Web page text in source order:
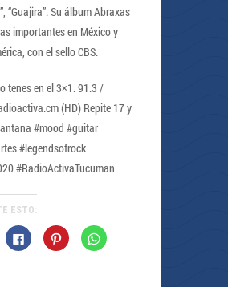
“Guajira”. Su álbum Abraxas
importantes en México y
con el sello CBS.
tenes en el 3×1. 91.3 /
(HD) Repite 17 y
#mood #guitar
#legendsofrock
#RadioActivaTucuman
ESTO:
Haz
clic
Haz
clic
Haz
clic